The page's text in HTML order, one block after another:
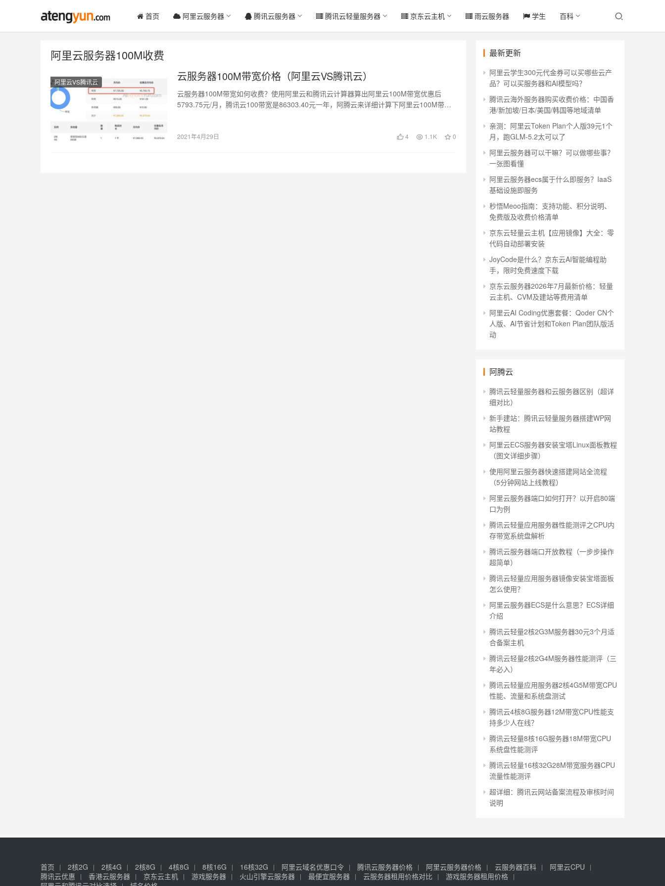
首页 阿里云服务器 腾讯云服务器 腾讯云轻量服务器 京东云主机 雨云服务器 学生 百科
阿里云服务器100M收费
阿里云VS腾讯云 云服务器100M带宽价格（阿里云VS腾讯云）
云服务器100M带宽如何收费？使用阿里云和腾讯云计算器算出阿里云100M带宽优惠后
5793.75元/月，腾讯云100带宽是86303.40元一年，阿腾云来详细计算下阿里云100M带…
2021年4月29日 4 1.1K 0
最新更新
阿里云学生300元代金券可以买哪些云产
品？可以买服务器和AI模型吗？
腾讯云海外服务器购买收费价格：中国香
港/新加坡/日本/美国/韩国等地域清单
亲测：阿里云Token Plan个人版39元1个
月，跑GLM-5.2太可以了
阿里云服务器可以干嘛？可以做哪些事？
一张图看懂
阿里云服务器ecs属于什么即服务？IaaS
基础设施即服务
秒悟Meoo指南：支持功能、积分说明、
免费版及收费价格清单
京东云轻量云主机【应用镜像】大全：零
代码自动部署安装
JoyCode是什么？京东云AI智能编程助
手，限时免费速度下载
京东云服务器2026年7月最新价格：轻量
云主机、CVM及建站等费用清单
阿里云AI Coding优惠套餐：Qoder CN个
人版、AI节省计划和Token Plan团队版活
动
阿腾云
腾讯云轻量服务器和云服务器区别（超详
细对比）
新手建站：腾讯云轻量服务器搭建WP网
站教程
阿里云ECS服务器安装宝塔Linux面板教程
（图文详细步骤）
使用阿里云服务器快速搭建网站全流程
（5分钟网站上线教程）
阿里云服务器端口如何打开？以开启80端
口为例
腾讯云轻量应用服务器性能测评之CPU内
存带宽系统盘解析
腾讯云服务器端口开放教程（一步步操作
超简单）
腾讯云轻量应用服务器镜像安装宝塔面板
怎么使用？
阿里云服务器ECS是什么意思？ECS详细
介绍
腾讯云轻量2核2G3M服务器30元3个月适
合备案主机
腾讯云轻量2核2G4M服务器性能测评（三
年必入）
腾讯云轻量应用服务器2核4G5M带宽CPU
性能、流量和系统盘测试
腾讯云4核8G服务器12M带宽CPU性能支
持多少人在线？
腾讯云轻量8核16G服务器18M带宽CPU
系统盘性能测评
腾讯云轻量16核32G28M带宽服务器CPU
流量性能测评
超详细：腾讯云网站备案流程及审核时间
说明
首页 2核2G 2核4G 2核8G 4核8G 8核16G 16核32G 阿里云域名优惠口令 腾讯云服务器价格 阿里云服务器价格 云服务器百科
阿里云CPU
腾讯云优惠
香港云服务器 京东云主机 游戏服务器 火山引擎云服务器 最便宜服务器 云服务器租用价格对比
游戏服务器租用价格